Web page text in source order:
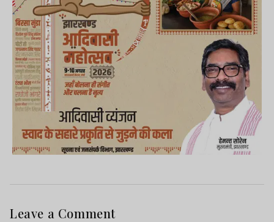
Leave a Comment